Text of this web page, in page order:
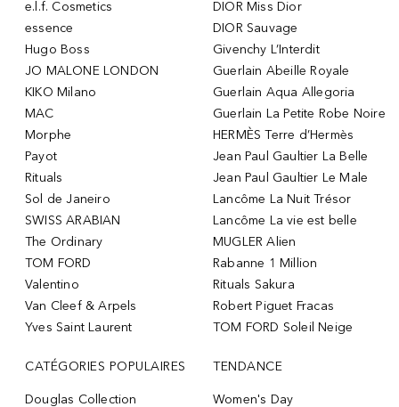
e.l.f. Cosmetics
essence
Hugo Boss
JO MALONE LONDON
KIKO Milano
MAC
Morphe
Payot
Rituals
Sol de Janeiro
SWISS ARABIAN
The Ordinary
TOM FORD
Valentino
Van Cleef & Arpels
Yves Saint Laurent
DIOR Miss Dior
DIOR Sauvage
Givenchy L’Interdit
Guerlain Abeille Royale
Guerlain Aqua Allegoria
Guerlain La Petite Robe Noire
HERMÈS Terre d’Hermès
Jean Paul Gaultier La Belle
Jean Paul Gaultier Le Male
Lancôme La Nuit Trésor
Lancôme La vie est belle
MUGLER Alien
Rabanne 1 Million
Rituals Sakura
Robert Piguet Fracas
TOM FORD Soleil Neige
CATÉGORIES POPULAIRES
Douglas Collection
TENDANCE
Women's Day